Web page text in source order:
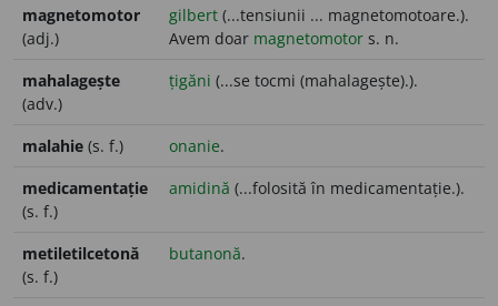
magnetomotor
(adj.)
gilbert (...tensiunii ... magnetomotoare.).
Avem doar magnetomotor s. n.
mahalagește
(adv.)
țigăni (...se tocmi (mahalagește).).
malahie (s. f.) onanie.
medicamentație
(s. f.)
amidină (...folosită în medicamentație.).
metiletilcetonă
(s. f.)
butanonă.